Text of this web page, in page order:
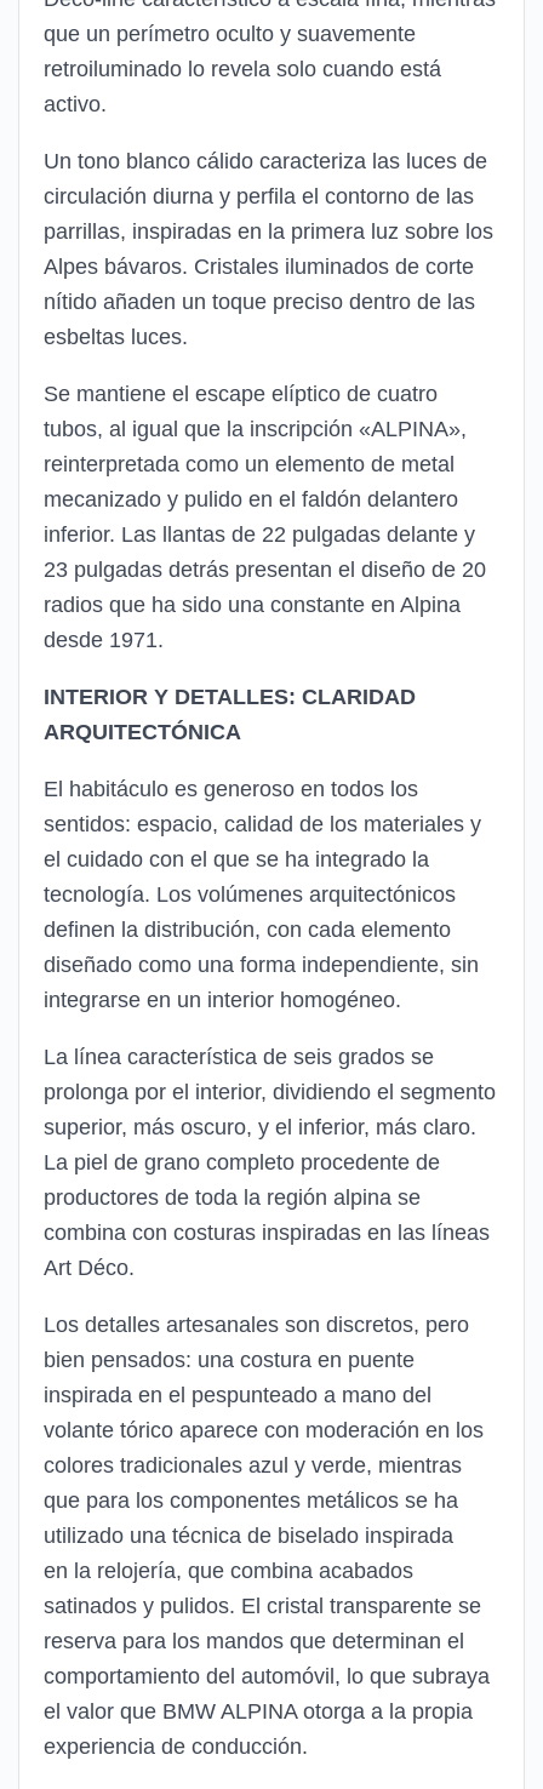
que un perímetro oculto y suavemente
retroiluminado lo revela solo cuando está
activo.
Un tono blanco cálido caracteriza las luces de
circulación diurna y perfila el contorno de las
parrillas, inspiradas en la primera luz sobre los
Alpes bávaros. Cristales iluminados de corte
nítido añaden un toque preciso dentro de las
esbeltas luces.
Se mantiene el escape elíptico de cuatro
tubos, al igual que la inscripción «ALPINA»,
reinterpretada como un elemento de metal
mecanizado y pulido en el faldón delantero
inferior. Las llantas de 22 pulgadas delante y
23 pulgadas detrás presentan el diseño de 20
radios que ha sido una constante en Alpina
desde 1971.
INTERIOR Y DETALLES: CLARIDAD
ARQUITECTÓNICA
El habitáculo es generoso en todos los
sentidos: espacio, calidad de los materiales y
el cuidado con el que se ha integrado la
tecnología. Los volúmenes arquitectónicos
definen la distribución, con cada elemento
diseñado como una forma independiente, sin
integrarse en un interior homogéneo.
La línea característica de seis grados se
prolonga por el interior, dividiendo el segmento
superior, más oscuro, y el inferior, más claro.
La piel de grano completo procedente de
productores de toda la región alpina se
combina con costuras inspiradas en las líneas
Art Déco.
Los detalles artesanales son discretos, pero
bien pensados: una costura en puente
inspirada en el pespunteado a mano del
volante tórico aparece con moderación en los
colores tradicionales azul y verde, mientras
que para los componentes metálicos se ha
utilizado una técnica de biselado inspirada
en la relojería, que combina acabados
satinados y pulidos. El cristal transparente se
reserva para los mandos que determinan el
comportamiento del automóvil, lo que subraya
el valor que BMW ALPINA otorga a la propia
experiencia de conducción.